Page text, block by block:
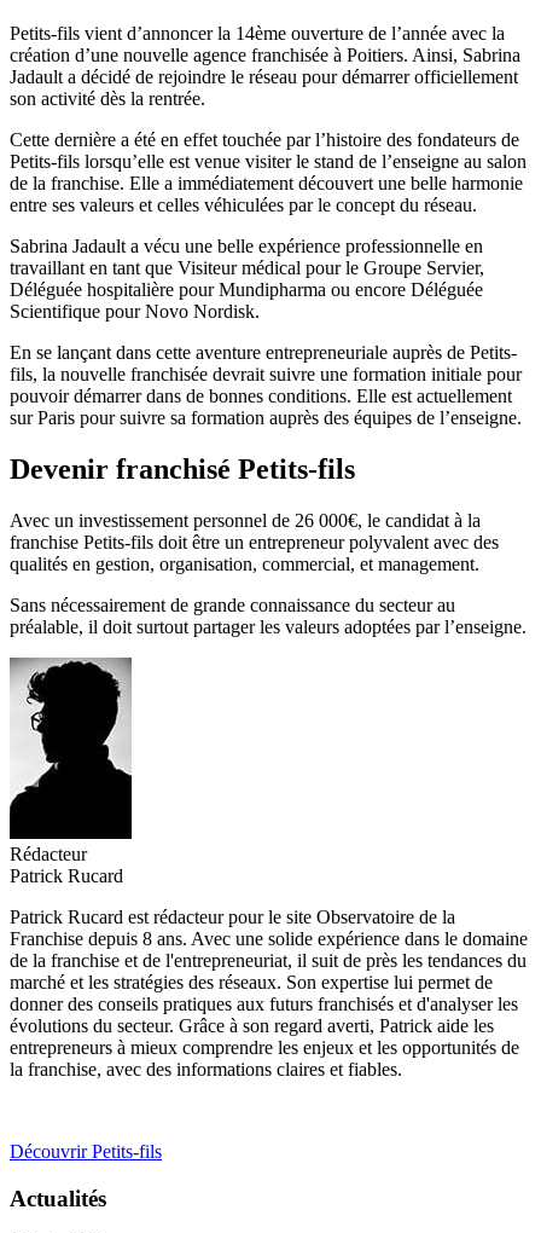
Petits-fils vient d’annoncer la 14ème ouverture de l’année avec la
création d’une nouvelle agence franchisée à Poitiers. Ainsi, Sabrina
Jadault a décidé de rejoindre le réseau pour démarrer officiellement
son activité dès la rentrée.
Cette dernière a été en effet touchée par l’histoire des fondateurs de
Petits-fils lorsqu’elle est venue visiter le stand de l’enseigne au salon
de la franchise. Elle a immédiatement découvert une belle harmonie
entre ses valeurs et celles véhiculées par le concept du réseau.
Sabrina Jadault a vécu une belle expérience professionnelle en
travaillant en tant que Visiteur médical pour le Groupe Servier,
Déléguée hospitalière pour Mundipharma ou encore Déléguée
Scientifique pour Novo Nordisk.
En se lançant dans cette aventure entrepreneuriale auprès de Petits-
fils, la nouvelle franchisée devrait suivre une formation initiale pour
pouvoir démarrer dans de bonnes conditions. Elle est actuellement
sur Paris pour suivre sa formation auprès des équipes de l’enseigne.
Devenir franchisé Petits-fils
Avec un investissement personnel de 26 000€, le candidat à la
franchise Petits-fils doit être un entrepreneur polyvalent avec des
qualités en gestion, organisation, commercial, et management.
Sans nécessairement de grande connaissance du secteur au
préalable, il doit surtout partager les valeurs adoptées par l’enseigne.
Rédacteur
Patrick Rucard
Patrick Rucard est rédacteur pour le site Observatoire de la
Franchise depuis 8 ans. Avec une solide expérience dans le domaine
de la franchise et de l'entrepreneuriat, il suit de près les tendances du
marché et les stratégies des réseaux. Son expertise lui permet de
donner des conseils pratiques aux futurs franchisés et d'analyser les
évolutions du secteur. Grâce à son regard averti, Patrick aide les
entrepreneurs à mieux comprendre les enjeux et les opportunités de
la franchise, avec des informations claires et fiables.
Découvrir Petits-fils
Actualités